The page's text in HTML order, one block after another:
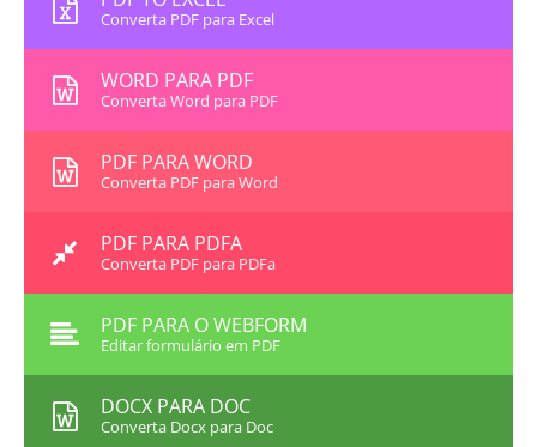
Converta PDF para Excel
WORD PARA PDF
Converta Word para PDF
PDF PARA WORD
Converta PDF para Word
PDF PARA PDFA
Converta PDF para PDFa
PDF PARA O WEBFORM
Editar formulário em PDF
DOCX PARA DOC
Converta Docx para Doc